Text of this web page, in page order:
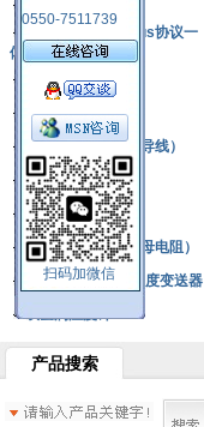
0550-7511739
扫码加微信
RS485通讯modbus协议一
体化现场智能仪表
热电偶
压力式温度计
热电偶补偿电缆（导线）
振动传感器
热电阻
铂热电阻元件（云母电阻）
SBW系列一体化温度变送器
双金属温度计
产品搜索